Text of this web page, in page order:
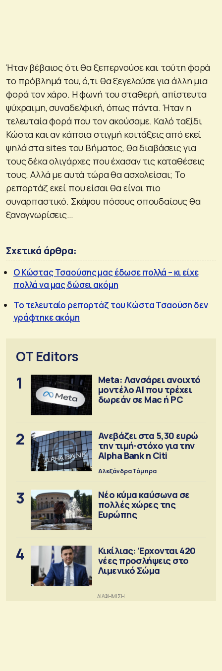
Ήταν βέβαιος ότι θα ξεπερνούσε και τούτη φορά
το πρόβλημά του, ό,τι θα ξεγελούσε για άλλη μια
φορά τον χάρο. Η φωνή του σταθερή, απίστευτα
ψύχραιμη, συναδελφική, όπως πάντα. Ήταν η
τελευταία φορά που τον ακούσαμε. Καλό ταξίδι
Κώστα και αν κάποια στιγμή κοιτάξεις από εκεί
ψηλά στα sites του Βήματος, θα διαβάσεις για
τους δέκα ολιγάρχες που έχασαν τις καταθέσεις
τους. Αλλά με αυτά τώρα θα ασχολείσαι; Το
ρεπορτάζ εκεί που είσαι θα είναι πιο
συναρπαστικό. Σκέψου πόσους σπουδαίους θα
ξαναγνωρίσεις…
Σχετικά άρθρα:
Ο Κώστας Τσαούσης μας έδωσε πολλά – κι είχε
πολλά να μας δώσει ακόμη
Το τελευταίο ρεπορτάζ του Κώστα Τσαούση δεν
γράφτηκε ακόμη
OT Editors
1
Meta: Λανσάρει ανοιχτό
μοντέλο ΑΙ που τρέχει
δωρεάν σε Mac ή PC
2
Ανεβάζει στα 5,30 ευρώ
την τιμή-στόχο για την
Alpha Bank η Citi
Αλεξάνδρα Τόμπρα
3
Νέο κύμα καύσωνα σε
πολλές χώρες της
Ευρώπης
4
Κικίλιας: Έρχονται 420
νέες προσλήψεις στο
Λιμενικό Σώμα